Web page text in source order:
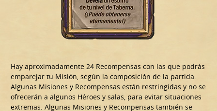
Hay aproximadamente 24 Recompensas con las que podrás
emparejar tu Misión, según la composición de la partida.
Algunas Misiones y Recompensas están restringidas y no se
ofrecerán a algunos Héroes y salas, para evitar situaciones
extremas. Algunas Misiones y Recompensas también se